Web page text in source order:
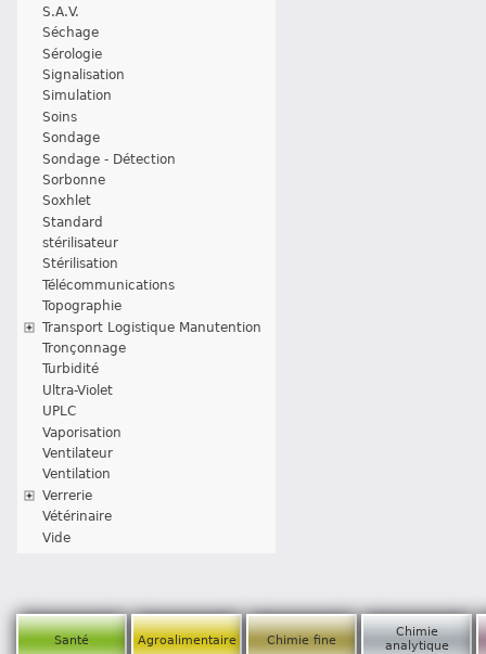
S.A.V.
Séchage
Sérologie
Signalisation
Simulation
Soins
Sondage
Sondage - Détection
Sorbonne
Soxhlet
Standard
stérilisateur
Stérilisation
Télécommunications
Topographie
Transport Logistique Manutention
Tronçonnage
Turbidité
Ultra-Violet
UPLC
Vaporisation
Ventilateur
Ventilation
Verrerie
Vétérinaire
Vide
Santé Agroalimentaire Chimie fine
Chimie
analytique